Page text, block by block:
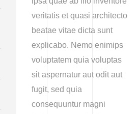
veritatis et quasi architecto
beatae vitae dicta sunt
explicabo. Nemo enimips
voluptatem quia voluptas
sit aspernatur aut odit aut
fugit, sed quia
consequuntur magni